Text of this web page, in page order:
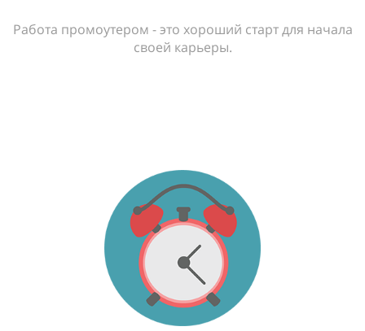
Работа промоутером - это хороший старт для начала
своей карьеры.